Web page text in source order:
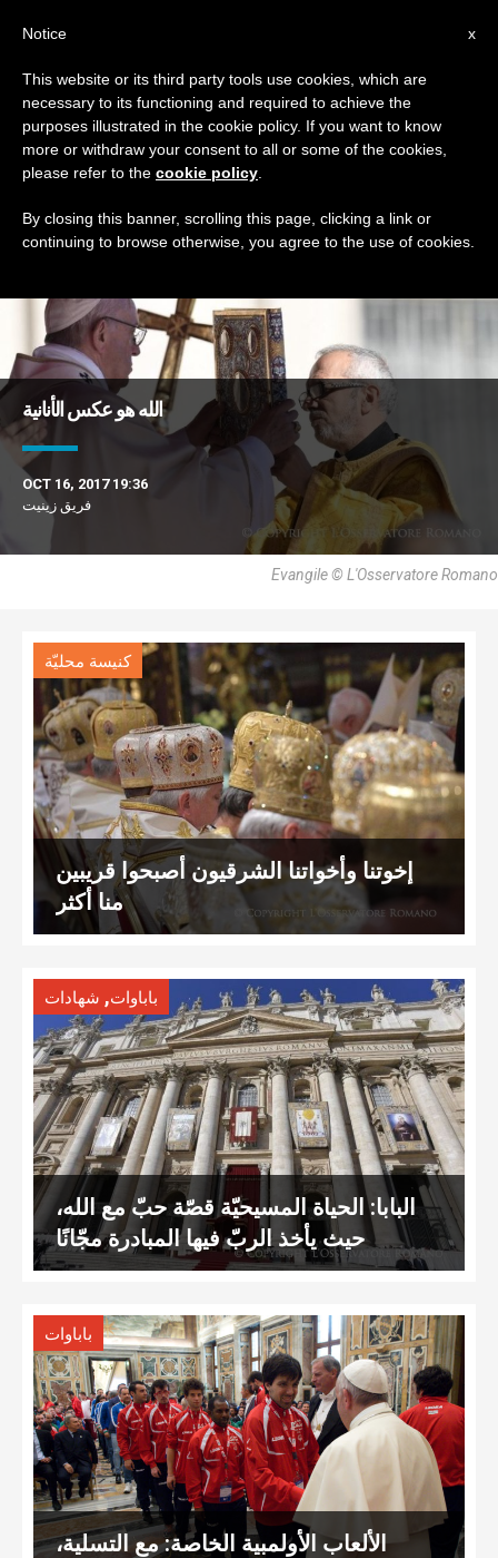
DAY
October 16th, 2017
DERNIÈRES NOUVELLES
الله هو عكس الأنانية
OCT 16, 2017 19:36
فريق زينيت
Evangile © L'Osservatore Romano
كنيسة محليّة
إخوتنا وأخواتنا الشرقيون أصبحوا قريبين
منا أكثر
باباوات, شهادات
البابا: الحياة المسيحيّة قصّة حبّ مع الله،
حيث يأخذ الربّ فيها المبادرة مجّانًا
باباوات
الألعاب الأولمبية الخاصة: مع التسلية،
x
Notice
This website or its third party tools use cookies, which are
necessary to its functioning and required to achieve the
purposes illustrated in the cookie policy. If you want to know
more or withdraw your consent to all or some of the cookies,
please refer to the cookie policy
By closing this banner, scrolling this page, clicking a link or
continuing to browse otherwise, you agree to the use of cookies.